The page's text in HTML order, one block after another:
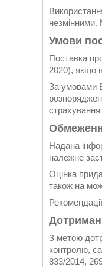
незмінними.
Умови
Поставка
2020), якщо
За умовами
Надана
належне
Оцінка
також на
З метою
контролю,
833/2014,